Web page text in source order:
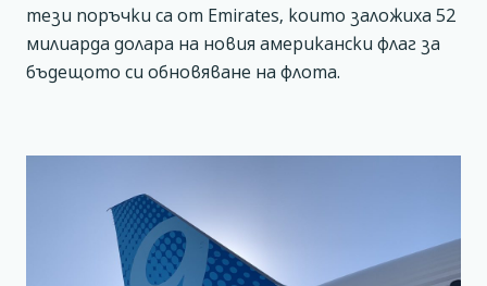
тези поръчки са от Emirates, които заложиха 52
милиарда долара на новия американски флаг за
бъдещото си обновяване на флота.